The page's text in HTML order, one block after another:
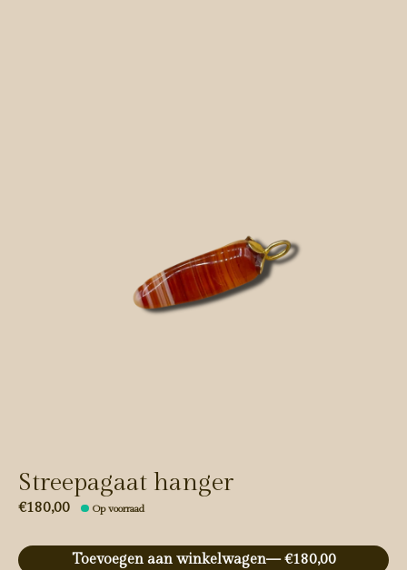
Streepagaat hanger
€180,00 Op voorraad
Toevoegen aan winkelwagen
— €180,00